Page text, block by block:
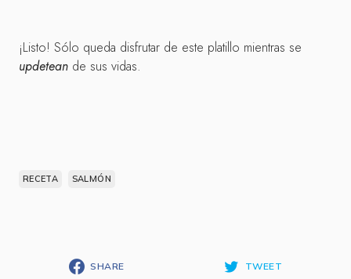
¡Listo! Sólo queda disfrutar de este platillo mientras se
updetean de sus vidas.
RECETA SALMÓN
SHARE TWEET